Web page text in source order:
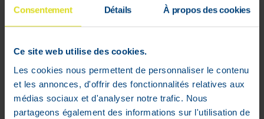
Consentement Détails À propos des cookies
Ce site web utilise des cookies.
Les cookies nous permettent de personnaliser le contenu
et les annonces, d'offrir des fonctionnalités relatives aux
médias sociaux et d'analyser notre trafic. Nous
partageons également des informations sur l'utilisation de
Rétractation
Paiements sécurisés
Litige
Parrainage
VPharma